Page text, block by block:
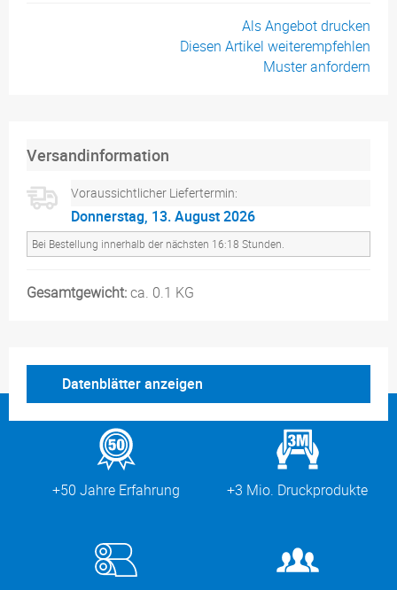
Als Angebot drucken
Diesen Artikel weiterempfehlen
Muster anfordern
Versandinformation
Voraussichtlicher Liefertermin:
Donnerstag, 13. August 2026
Bei Bestellung innerhalb der nächsten 16:18 Stunden.
Gesamtgewicht:ca. 0.1 KG
Datenblätter anzeigen
+50 Jahre Erfahrung +3 Mio. Druckprodukte